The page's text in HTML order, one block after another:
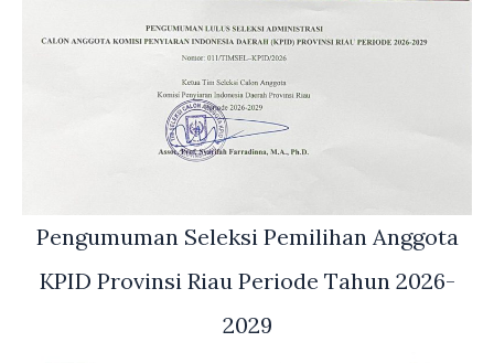
Pengumuman Seleksi Pemilihan Anggota
KPID Provinsi Riau Periode Tahun 2026-
2029